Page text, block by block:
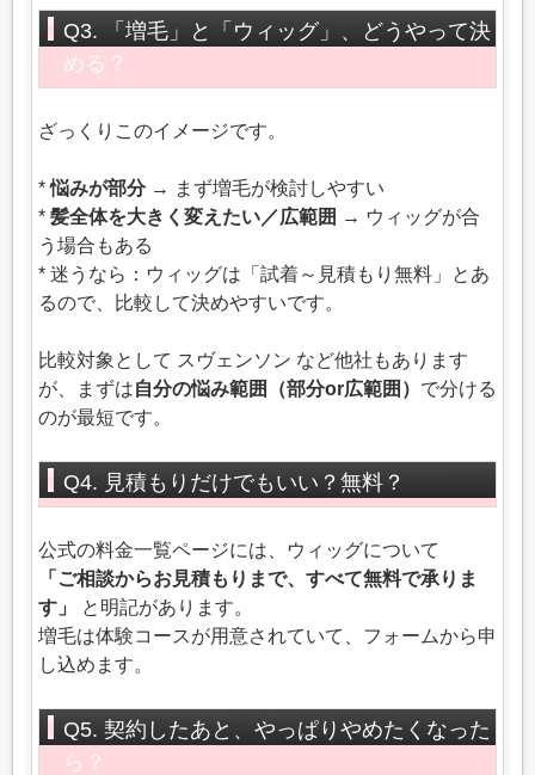
Q3. 「増毛」と「ウィッグ」、どうやって決
める？
ざっくりこのイメージです。
*悩みが部分→ まず増毛が検討しやすい
* 髪全体を大きく変えたい／広範囲 → ウィッグが合
う場合もある
* 迷うなら：ウィッグは「試着～見積もり無料」とあ
るので、比較して決めやすいです。
比較対象として スヴェンソン など他社もあります
が、まずは自分の悩み範囲（部分or広範囲） で分ける
のが最短です。
Q4. 見積もりだけでもいい？無料？
公式の料金一覧ページには、ウィッグについて
「ご相談からお見積もりまで、すべて無料で承りま
す」
と明記があります。
増毛は体験コースが用意されていて、フォームから申
し込めます。
Q5. 契約したあと、やっぱりやめたくなった
ら？